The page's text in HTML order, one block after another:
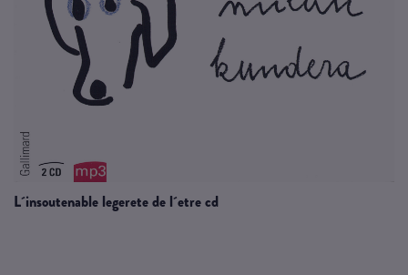
l´insoutenable legerete de l´etre cd